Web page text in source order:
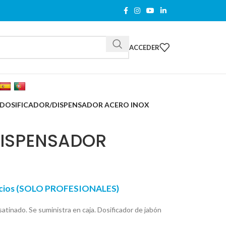
ACCEDER
DISPENSADOR ACERO INOX
(SOLO PROFESIONALES)
Se suministra en caja. Dosificador de jabón